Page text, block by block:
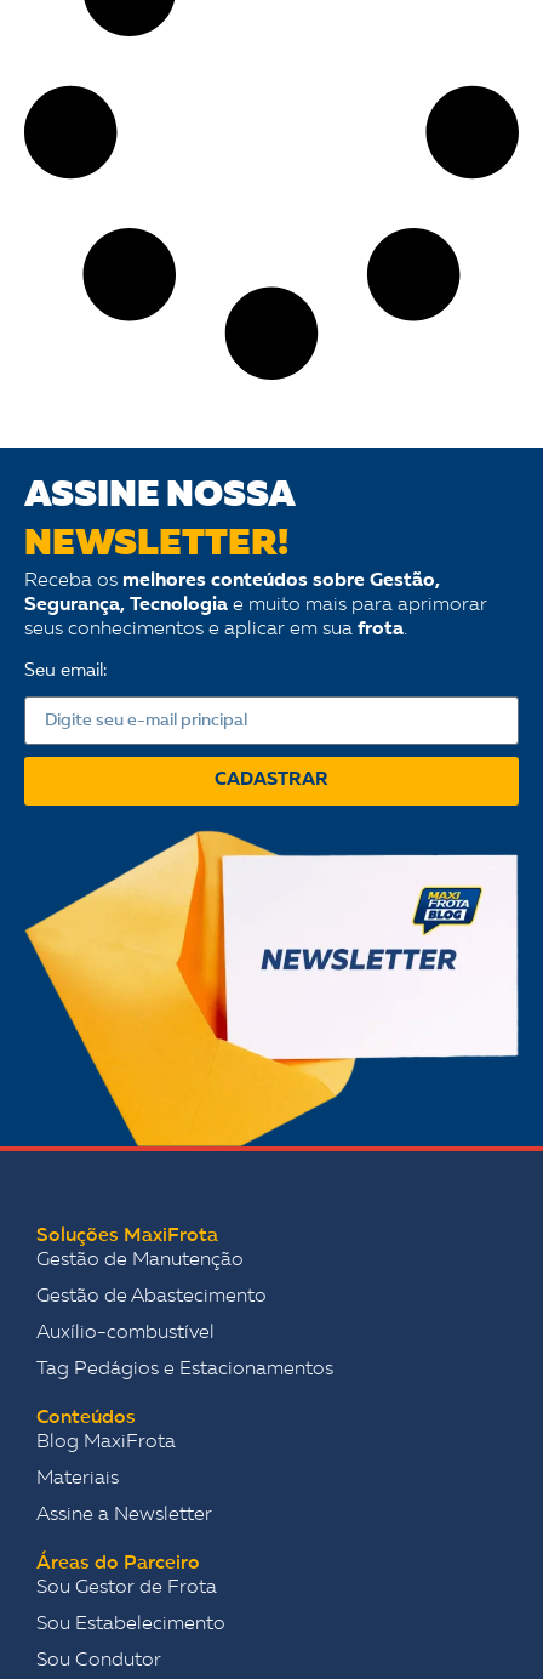
ASSINE NOSSA
NEWSLETTER!
Receba os melhores conteúdos sobre Gestão,
Segurança, Tecnologia e muito mais para aprimorar
seus conhecimentos e aplicar em sua frota.
Seu email:
CADASTRAR
Soluções MaxiFrota
Gestão de Manutenção
Gestão de Abastecimento
Auxílio-combustível
Tag Pedágios e Estacionamentos
Conteúdos
Blog MaxiFrota
Materiais
Assine a Newsletter
Áreas do Parceiro
Sou Gestor de Frota
Sou Estabelecimento
Sou Condutor